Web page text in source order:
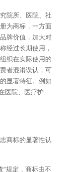
院所、医院、社
为商标，一方面
牌价值，加大对
经过长期使用，
织在实际使用的
者混淆误认，可
显著特征。例如
医院、医疗护
商标的显著性认
”规定，商标由不